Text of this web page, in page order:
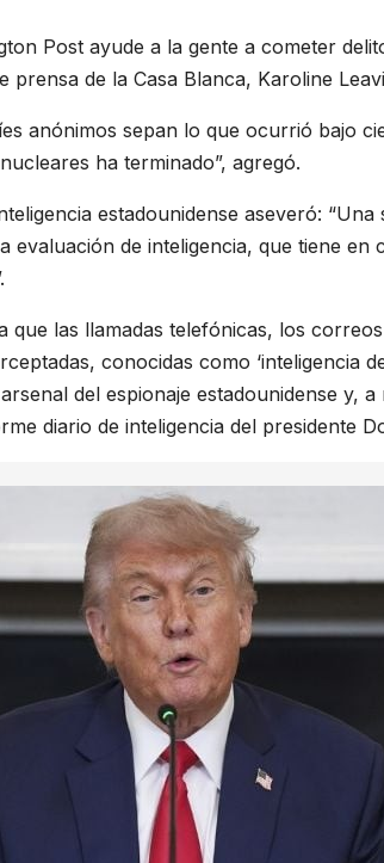
Post ayude a la gente a cometer
prensa de la Casa Blanca, Karoline
anónimos sepan lo que ocurrió bajo
ha terminado”, agregó.
estadounidense aseveró:
evaluación de inteligencia, que tiene
que las llamadas telefónicas, los
conocidas como ‘inteligencia
del espionaje estadounidense y,
diario de inteligencia del presidente